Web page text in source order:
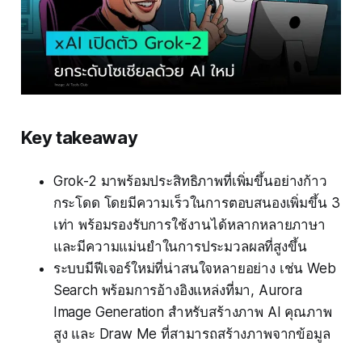
Key takeaway
Grok-2 มาพร้อมประสิทธิภาพที่เพิ่มขึ้นอย่างก้าว
กระโดด โดยมีความเร็วในการตอบสนองเพิ่มขึ้น 3
เท่า พร้อมรองรับการใช้งานได้หลากหลายภาษา
และมีความแม่นยำในการประมวลผลที่สูงขึ้น
ระบบมีฟีเจอร์ใหม่ที่น่าสนใจหลายอย่าง เช่น Web
Search พร้อมการอ้างอิงแหล่งที่มา, Aurora
Image Generation สำหรับสร้างภาพ AI คุณภาพ
สูง และ Draw Me ที่สามารถสร้างภาพจากข้อมูล